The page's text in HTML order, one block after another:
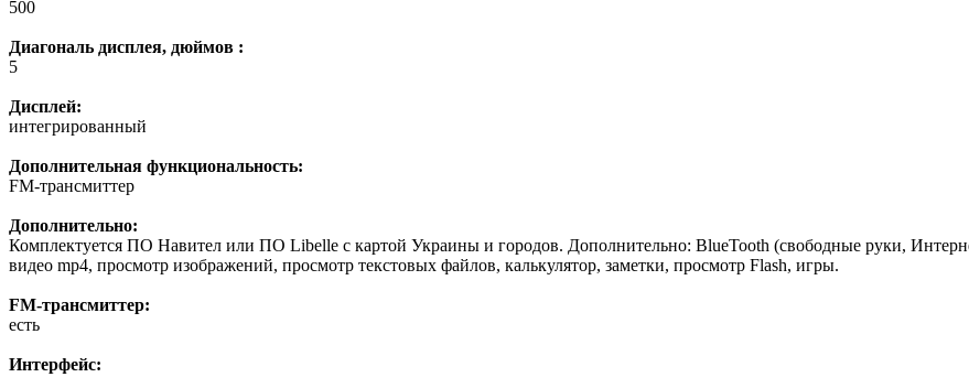
500
Диагональ дисплея, дюймов :
5
Дисплей:
интегрированный
Дополнительная функциональность:
FM-трансмиттер
Дополнительно:
Комплектуется ПО Навител или ПО Libelle с картой Украины и городов. Дополнительно: BlueTooth (свободные руки,
видео mp4, просмотр изображений, просмотр текстовых файлов, калькулятор, заметки, просмотр Flash, игры.
FM-трансмиттер:
есть
Интерфейс: